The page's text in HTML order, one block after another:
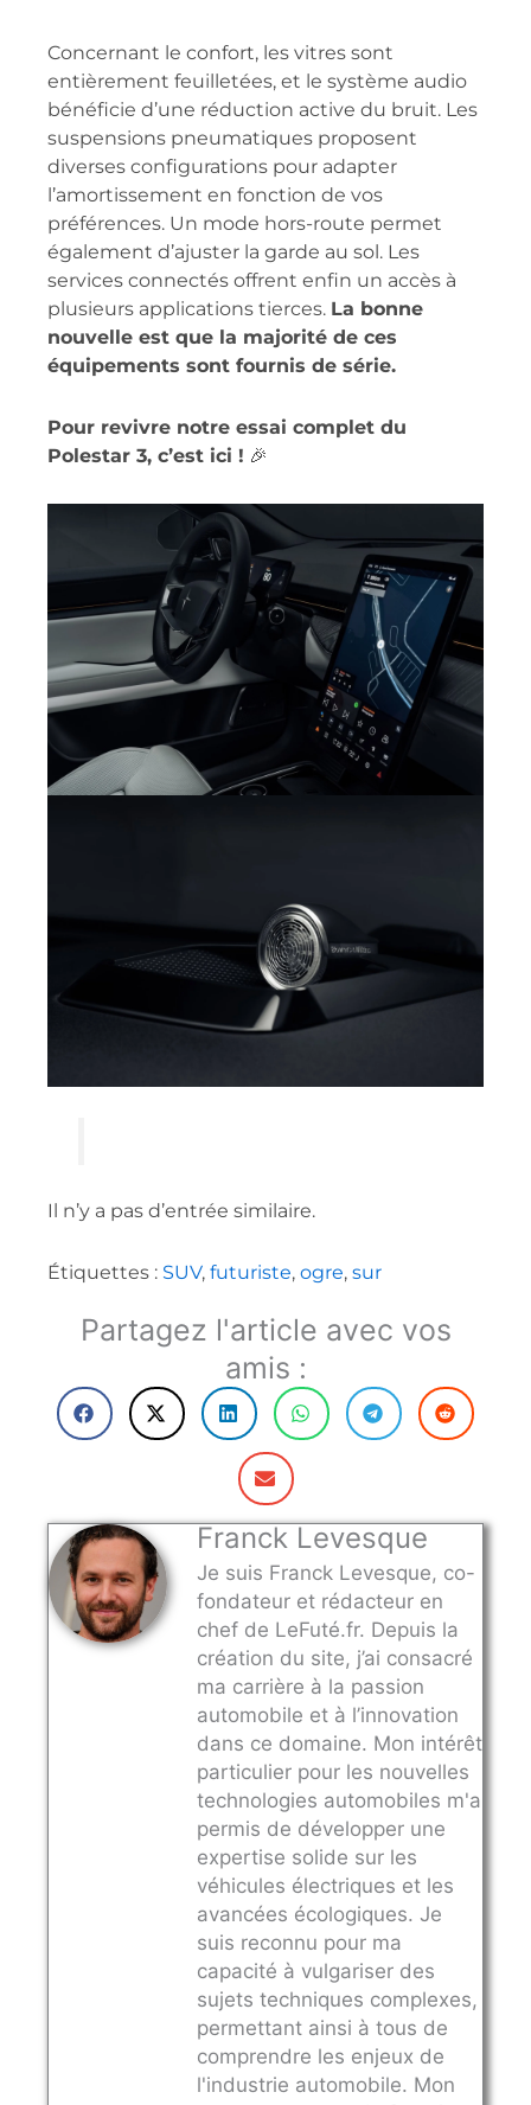
Concernant le confort, les vitres sont
entièrement feuilletées, et le système audio
bénéficie d’une réduction active du bruit. Les
suspensions pneumatiques proposent
diverses configurations pour adapter
l’amortissement en fonction de vos
préférences. Un mode hors-route permet
également d’ajuster la garde au sol. Les
services connectés offrent enfin un accès à
plusieurs applications tierces. La bonne
nouvelle est que la majorité de ces
équipements sont fournis de série.
Pour revivre notre essai complet du
Polestar 3, c’est ici ! 🎉
Il n’y a pas d’entrée similaire.
Étiquettes : SUV, futuriste, ogre, sur
Partagez l'article avec vos
amis :
Franck Levesque
Je suis Franck Levesque, co-
fondateur et rédacteur en
chef de LeFuté.fr. Depuis la
création du site, j’ai consacré
ma carrière à la passion
automobile et à l’innovation
dans ce domaine. Mon intérêt
particulier pour les nouvelles
technologies automobiles m'a
permis de développer une
expertise solide sur les
véhicules électriques et les
avancées écologiques. Je
suis reconnu pour ma
capacité à vulgariser des
sujets techniques complexes,
permettant ainsi à tous de
comprendre les enjeux de
l'industrie automobile. Mon